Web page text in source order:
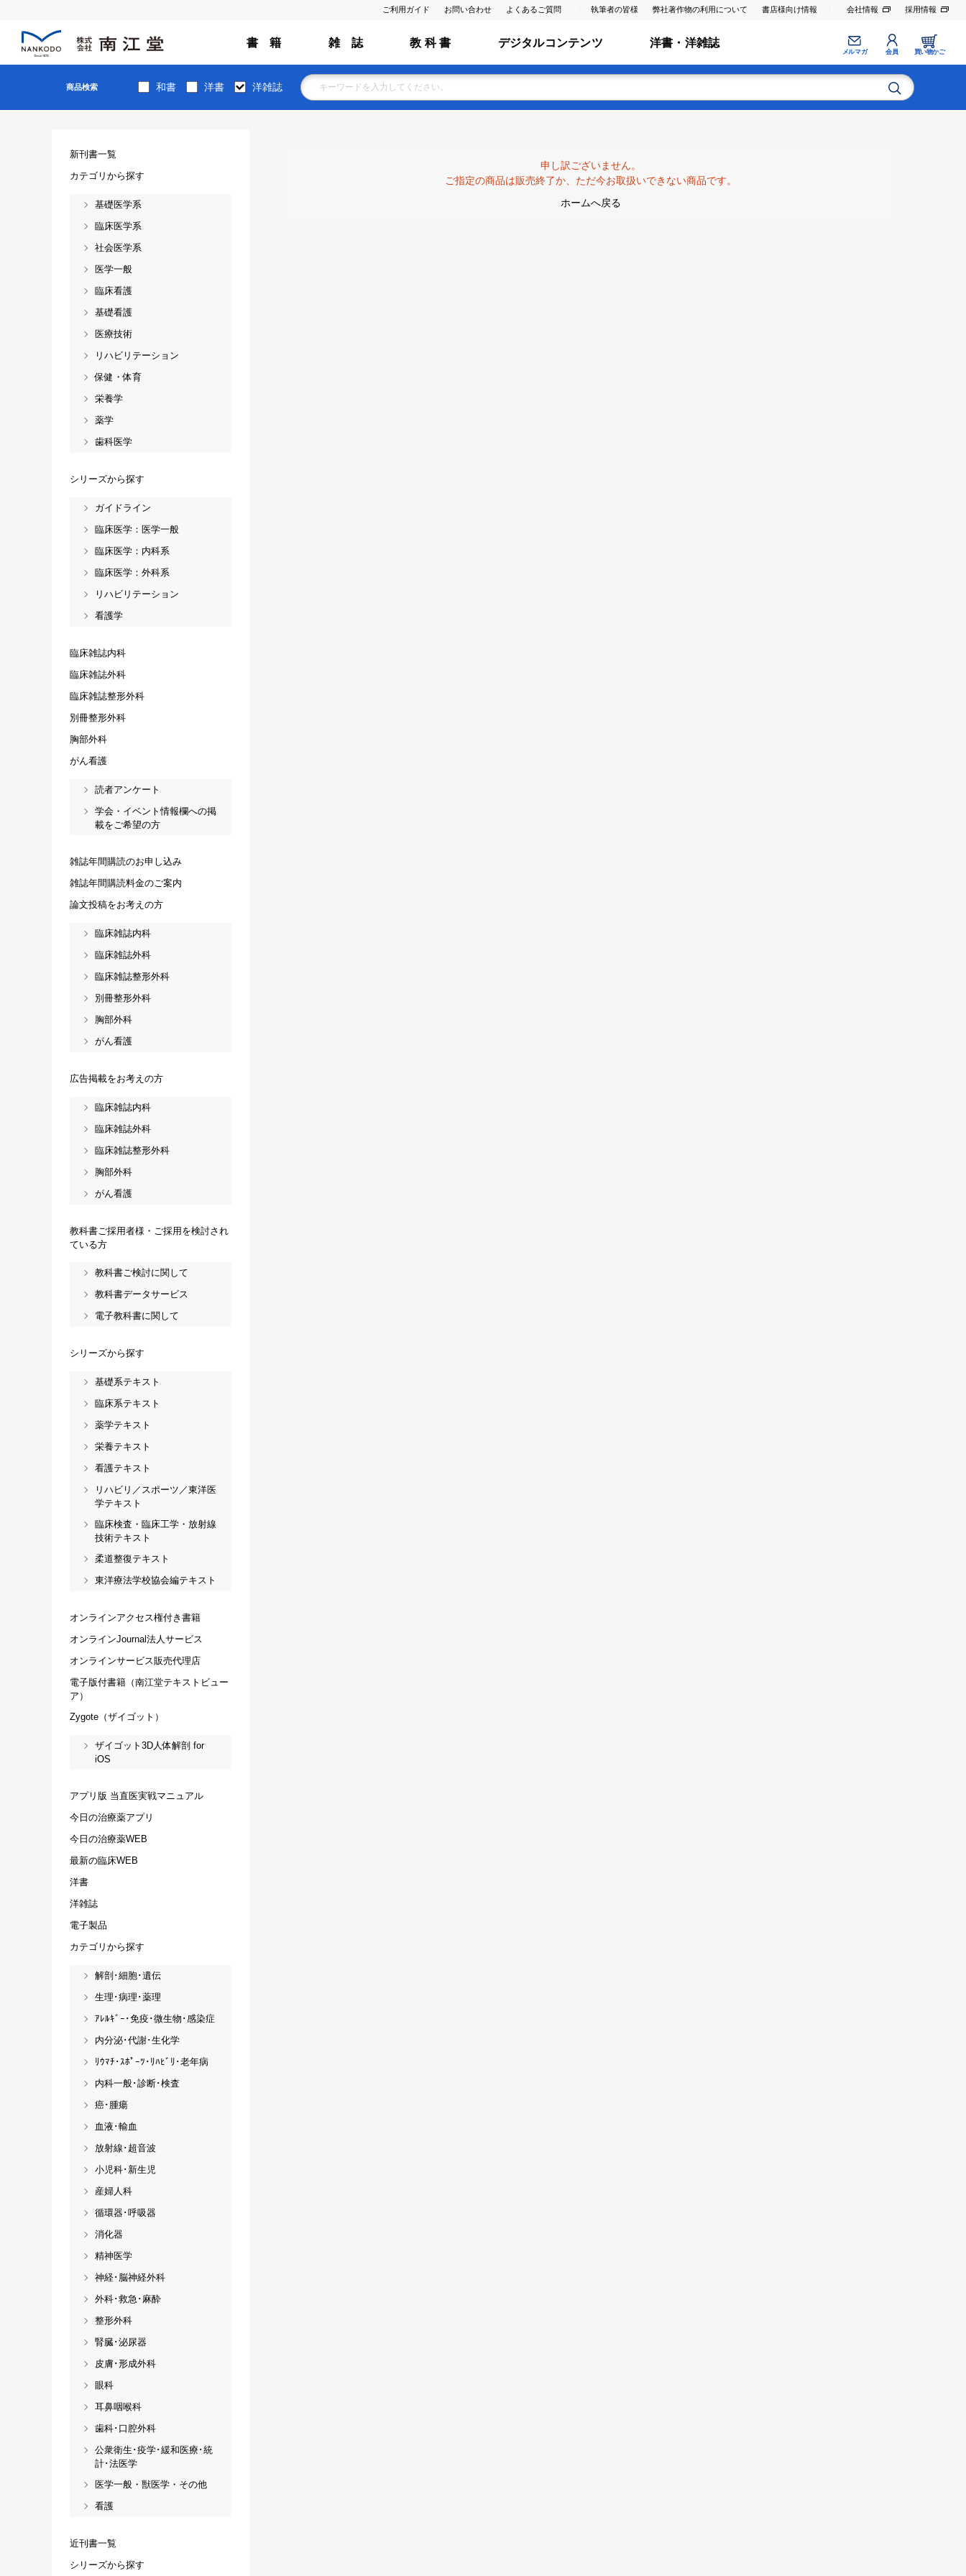
ご利用ガイド お問い合わせ よくあるご質問 執筆者の皆様 弊社著作物の利用について 書店様向け情報 会社情報 採用情報
書 籍 雑 誌 教 科 書 デジタルコンテンツ 洋書・洋雑誌
メルマガ 会員 買い物かご
商品検索 和書 洋書 洋雑誌
申し訳ございません。
ご指定の商品は販売終了か、ただ今お取扱いできない商品です。
ホームへ戻る
新刊書一覧
カテゴリから探す
基礎医学系
臨床医学系
社会医学系
医学一般
臨床看護
基礎看護
医療技術
リハビリテーション
保健・体育
栄養学
薬学
歯科医学
シリーズから探す
ガイドライン
臨床医学：医学一般
臨床医学：内科系
臨床医学：外科系
リハビリテーション
看護学
臨床雑誌内科
臨床雑誌外科
臨床雑誌整形外科
別冊整形外科
胸部外科
がん看護
読者アンケート
学会・イベント情報欄への掲
載をご希望の方
雑誌年間購読のお申し込み
雑誌年間購読料金のご案内
論文投稿をお考えの方
臨床雑誌内科
臨床雑誌外科
臨床雑誌整形外科
別冊整形外科
胸部外科
がん看護
広告掲載をお考えの方
臨床雑誌内科
臨床雑誌外科
臨床雑誌整形外科
胸部外科
がん看護
教科書ご採用者様・ご採用を検討され
ている方
教科書ご検討に関して
教科書データサービス
電子教科書に関して
シリーズから探す
基礎系テキスト
臨床系テキスト
薬学テキスト
栄養テキスト
看護テキスト
リハビリ／スポーツ／東洋医
学テキスト
臨床検査・臨床工学・放射線
技術テキスト
柔道整復テキスト
東洋療法学校協会編テキスト
オンラインアクセス権付き書籍
オンラインJournal法人サービス
オンラインサービス販売代理店
電子版付書籍（南江堂テキストビュー
ア）
Zygote（ザイゴット）
ザイゴット3D人体解剖 for
iOS
アプリ版 当直医実戦マニュアル
今日の治療薬アプリ
今日の治療薬WEB
最新の臨床WEB
洋書
洋雑誌
電子製品
カテゴリから探す
解剖･細胞･遺伝
生理･病理･薬理
ｱﾚﾙｷﾞｰ･免疫･微生物･感染症
内分泌･代謝･生化学
ﾘｳﾏﾁ･ｽﾎﾟｰﾂ･ﾘﾊﾋﾞﾘ･老年病
内科一般･診断･検査
癌･腫瘍
血液･輸血
放射線･超音波
小児科･新生児
産婦人科
循環器･呼吸器
消化器
精神医学
神経･脳神経外科
外科･救急･麻酔
整形外科
腎臓･泌尿器
皮膚･形成外科
眼科
耳鼻咽喉科
歯科･口腔外科
公衆衛生･疫学･緩和医療･統
計･法医学
医学一般・獣医学・その他
看護
近刊書一覧
シリーズから探す